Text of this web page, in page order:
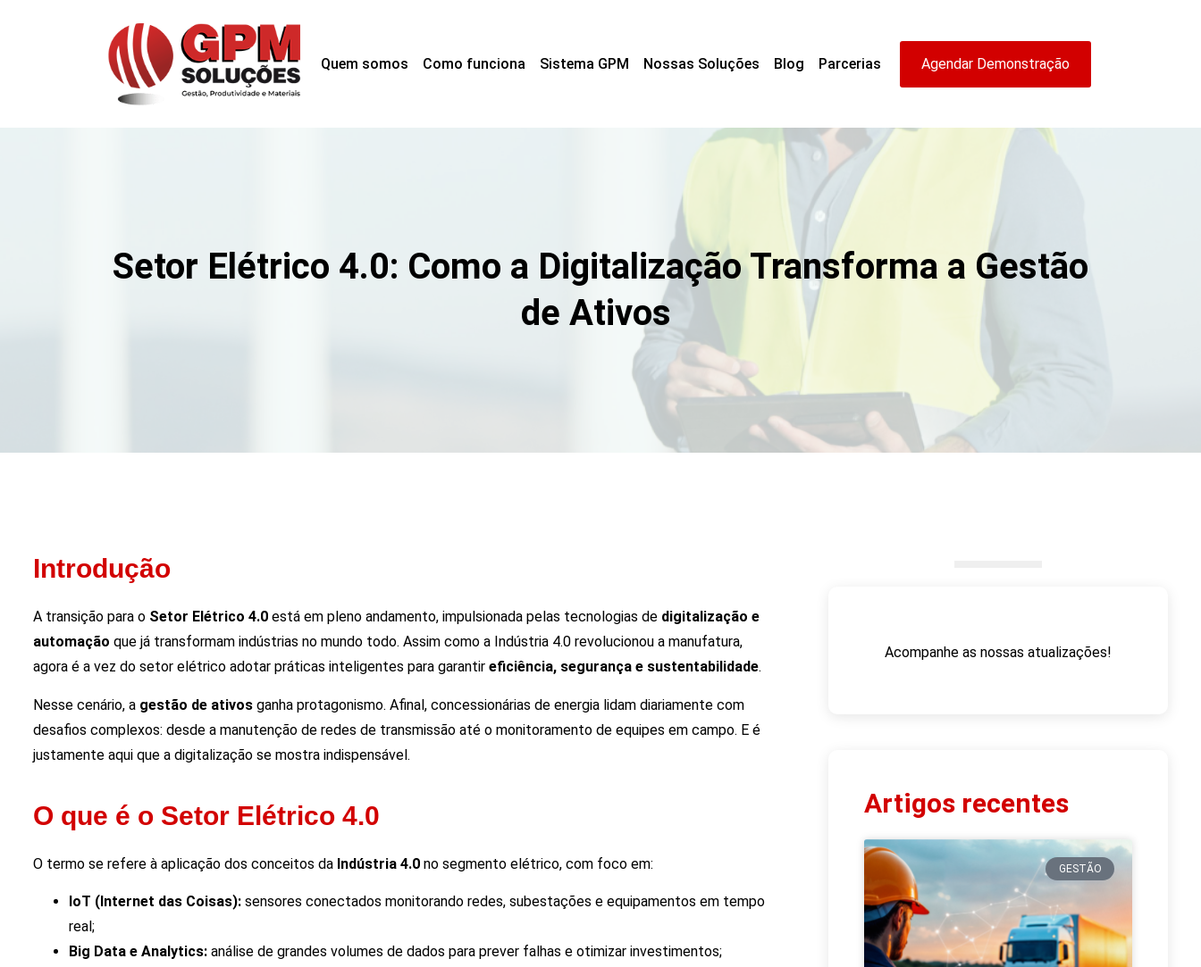
Quem somos Como funciona Sistema GPM Nossas Soluções Blog Parcerias Agendar Demonstração
Setor Elétrico 4.0: Como a Digitalização Transforma a Gestão
de Ativos
Introdução
A transição para o Setor Elétrico 4.0 está em pleno andamento, impulsionada pelas tecnologias de digitalização e
automação que já transformam indústrias no mundo todo. Assim como a Indústria 4.0 revolucionou a manufatura,
agora é a vez do setor elétrico adotar práticas inteligentes para garantir eficiência, segurança e sustentabilidade.
Nesse cenário, a gestão de ativos ganha protagonismo. Afinal, concessionárias de energia lidam diariamente com
desafios complexos: desde a manutenção de redes de transmissão até o monitoramento de equipes em campo. E é
justamente aqui que a digitalização se mostra indispensável.
O que é o Setor Elétrico 4.0
O termo se refere à aplicação dos conceitos da Indústria 4.0 no segmento elétrico, com foco em:
IoT (Internet das Coisas): sensores conectados monitorando redes, subestações e equipamentos em tempo
real;
Big Data e Analytics: análise de grandes volumes de dados para prever falhas e otimizar investimentos;
Acompanhe as nossas atualizações!
Artigos recentes
GESTÃO